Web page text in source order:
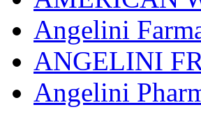
Angelini
ANGELINI
Angelini